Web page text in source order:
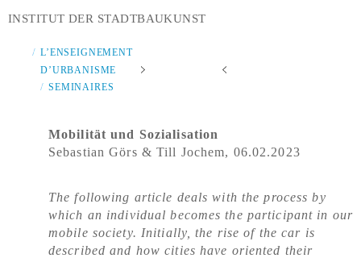
INSTITUT DER STADTBAUKUNST
L’ENSEIGNEMENT
D’URBANISME
SEMINAIRES
Mobilität und Sozialisation
Sebastian Görs & Till Jochem, 06.02.2023
The following article deals with the process by
which an individual becomes the participant in our
mobile society. Initially, the rise of the car is
described and how cities have oriented their